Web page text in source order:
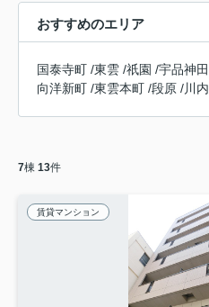
おすすめのエリア
国泰寺町 /東雲 /祇園 /宇品神田
向洋新町 /東雲本町 /段原 /川内
7棟 13件
賃貸マンション